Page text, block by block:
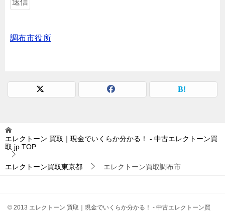
調布市役所
エレクトーン 買取｜現金でいくらか分かる！ - 中古エレクトーン買
取.jp TOP
エレクトーン買取東京都 エレクトーン買取調布市
© 2013 エレクトーン 買取｜現金でいくらか分かる！ - 中古エレクトーン買